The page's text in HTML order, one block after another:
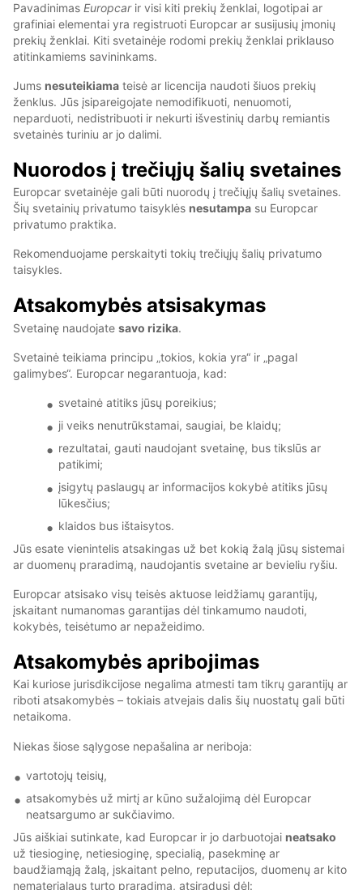
Pavadinimas Europcarir visi kiti prekių ženklai, logotipai ar
grafiniai elementai yra registruoti Europcar ar susijusių įmonių
prekių ženklai. Kiti svetainėje rodomi prekių ženklai priklauso
atitinkamiems savininkams.
Jums nesuteikiama teisė ar licencija naudoti šiuos prekių
ženklus. Jūs įsipareigojate nemodifikuoti, nenuomoti,
neparduoti, nedistribuoti ir nekurti išvestinių darbų remiantis
svetainės turiniu ar jo dalimi.
Nuorodos į trečiųjų šalių svetaines
Europcar svetainėje gali būti nuorodų į trečiųjų šalių svetaines.
Šių svetainių privatumo taisyklės nesutampa su Europcar
privatumo praktika.
Rekomenduojame perskaityti tokių trečiųjų šalių privatumo
taisykles.
Atsakomybės atsisakymas
Svetainę naudojate savo rizika.
Svetainė teikiama principu „tokios, kokia yra“ ir „pagal
galimybes“. Europcar negarantuoja, kad:
svetainė atitiks jūsų poreikius;
ji veiks nenutrūkstamai, saugiai, be klaidų;
rezultatai, gauti naudojant svetainę, bus tikslūs ar
patikimi;
įsigytų paslaugų ar informacijos kokybė atitiks jūsų
lūkesčius;
klaidos bus ištaisytos.
Jūs esate vienintelis atsakingas už bet kokią žalą jūsų sistemai
ar duomenų praradimą, naudojantis svetaine ar bevieliu ryšiu.
Europcar atsisako visų teisės aktuose leidžiamų garantijų,
įskaitant numanomas garantijas dėl tinkamumo naudoti,
kokybės, teisėtumo ar nepažeidimo.
Atsakomybės apribojimas
Kai kuriose jurisdikcijose negalima atmesti tam tikrų garantijų ar
riboti atsakomybės – tokiais atvejais dalis šių nuostatų gali būti
netaikoma.
Niekas šiose sąlygose nepašalina ar neriboja:
vartotojų teisių,
atsakomybės už mirtį ar kūno sužalojimą dėl Europcar
neatsargumo ar sukčiavimo.
Jūs aiškiai sutinkate, kad Europcar ir jo darbuotojai neatsako
už tiesioginę, netiesioginę, specialią, pasekminę ar
baudžiamąją žalą, įskaitant pelno, reputacijos, duomenų ar kito
nematerialaus turto praradimą, atsiradusį dėl: